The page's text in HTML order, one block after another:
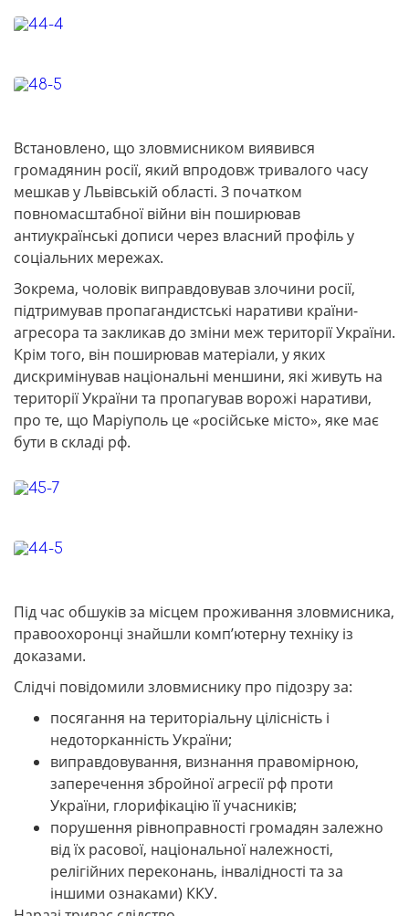
Встановлено, що зловмисником виявився
громадянин росії, який впродовж тривалого часу
мешкав у Львівській області. З початком
повномасштабної війни він поширював
антиукраїнські дописи через власний профіль у
соціальних мережах.
Зокрема, чоловік виправдовував злочини росії,
підтримував пропагандистські наративи країни-
агресора та закликав до зміни меж території України.
Крім того, він поширював матеріали, у яких
дискримінував національні меншини, які живуть на
території України та пропагував ворожі наративи,
про те, що Маріуполь це «російське місто», яке має
бути в складі рф.
Під час обшуків за місцем проживання зловмисника,
правоохоронці знайшли комп’ютерну техніку із
доказами.
Слідчі повідомили зловмиснику про підозру за:
посягання на територіальну цілісність і
недоторканність України;
виправдовування, визнання правомірною,
заперечення збройної агресії рф проти
України, глорифікацію її учасників;
порушення рівноправності громадян залежно
від їх расової, національної належності,
релігійних переконань, інвалідності та за
іншими ознаками) ККУ.